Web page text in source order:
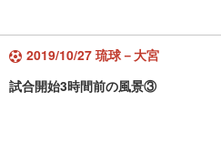
2019/10/27 琉球－大宮
試合開始3時間前の風景③